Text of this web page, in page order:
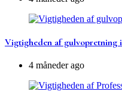
Vigtigheden af gulvopretning
4 måneder ago